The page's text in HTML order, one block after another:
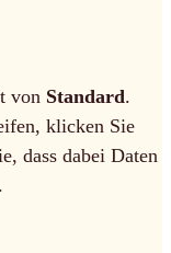
von Standard.
klicken Sie
dass dabei Daten